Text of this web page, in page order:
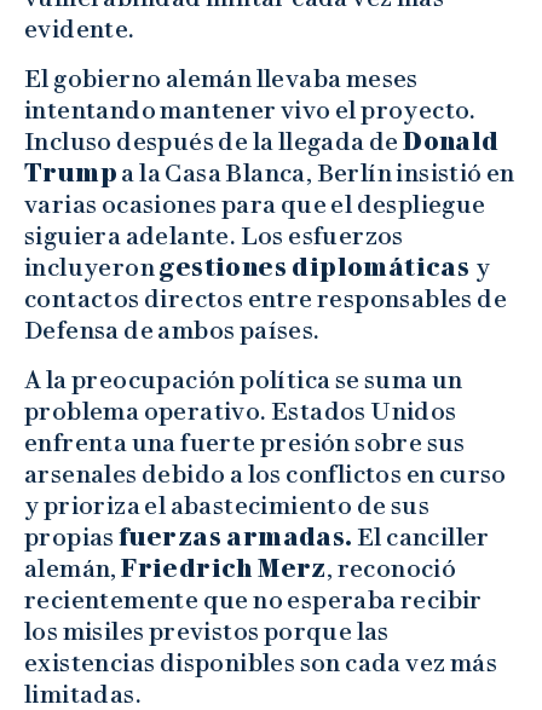
evidente.
El gobierno alemán llevaba meses
intentando mantener vivo el proyecto.
Incluso después de la llegada deDonald
Trump a la Casa Blanca, Berlín insistió en
varias ocasiones para que el despliegue
siguiera adelante. Los esfuerzos
incluyerongestiones diplomáticas y
contactos directos entre responsables de
Defensa de ambos países.
A la preocupación política se suma un
problema operativo. Estados Unidos
enfrenta una fuerte presión sobre sus
arsenales debido a los conflictos en curso
y prioriza el abastecimiento de sus
propiasfuerzas armadas. El canciller
alemán,Friedrich Merz, reconoció
recientemente que no esperaba recibir
los misiles previstos porque las
existencias disponibles son cada vez más
limitadas.